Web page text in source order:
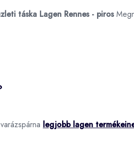
táska Lagen Rennes - piros
legjobb lagen